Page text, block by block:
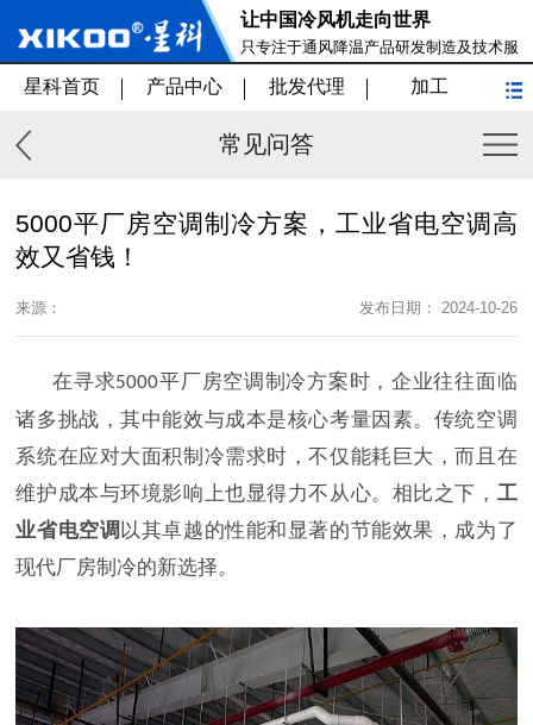
让中国冷风机走向世界
只专注于通风降温产品研发制造及技术服
务
星科首页 产品中心 批发代理 加工
常见问答
5000平厂房空调制冷方案，工业省电空调高
效又省钱！
来源： 发布日期： 2024-10-26
在寻求5000平厂房空调制冷方案时，企业往往面临
诸多挑战，其中能效与成本是核心考量因素。传统空调
系统在应对大面积制冷需求时，不仅能耗巨大，而且在
维护成本与环境影响上也显得力不从心。相比之下， 工
业省电空调以其卓越的性能和显著的节能效果，成为了
现代厂房制冷的新选择。